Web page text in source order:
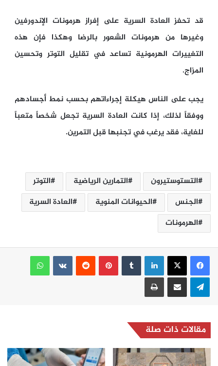
قد تحفز العادة السرية على إفراز هرمونات الإندورفين
وغيرها من هرمونات الشعور بالرضا وهكذا فإن هذه
التغييرات الهرمونية تساعد في تقليل التوتر وتحسين
المزاج.
يجب على الناس هيكلة إجراءاتهم بحسب نمط أجسادهم
ووفقاً لذلك، إذا كانت العادة السرية تجعل شخصاً متعباً
للغاية، فقد يرغب في تجنبها قبل التمرين.
التستوستيرون التمارين الرياضية
التوتر
الجنس
الحيوانات المنوية
العادة السرية
الهرمونات
لينكدإن بينتيريست
واتساب
تيلقرام مشاركة عبر البريد طباعة
مقالات ذات صلة